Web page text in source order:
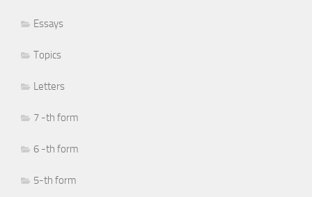
Essays
Topics
Letters
7 -th form
6 -th form
5-th form